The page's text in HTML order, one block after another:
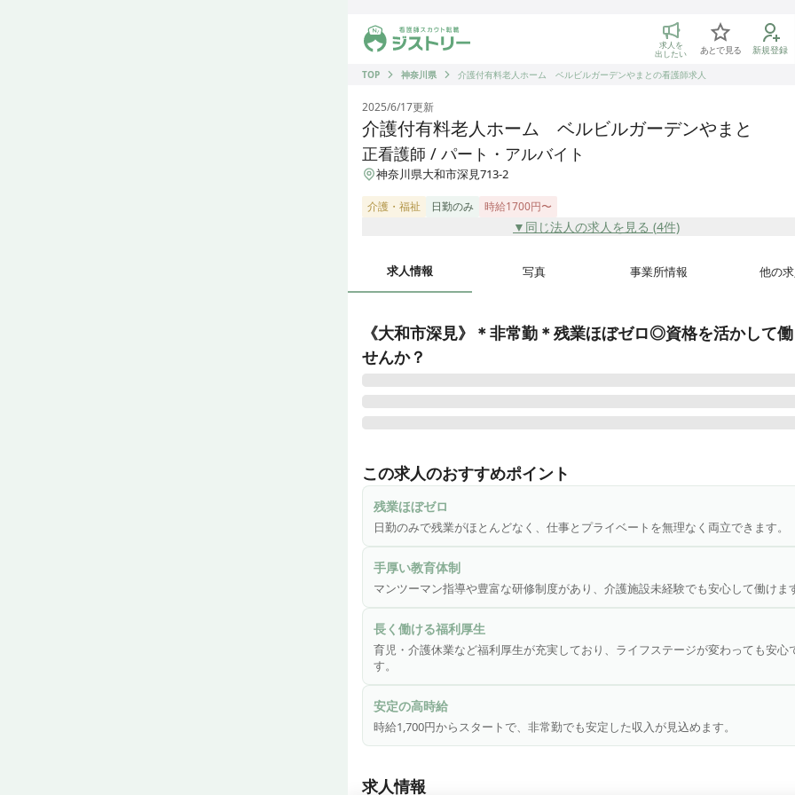
ジストリー 看護師の転職マッチング
求人を
出したい あとで見る 新規登録
TOP
神奈川県 介護付有料老人ホーム ベルビルガーデンやまとの看護師求人
2025/6/17更新
介護付有料老人ホーム ベルビルガーデンやまと
正看護師 / パート・アルバイト
神奈川県大和市深見713-2
介護・福祉 日勤のみ 時給1700円〜
▼同じ法人の求人を見る (4件)
求人情報 写真 事業所情報 他の求
《大和市深見》＊非常勤＊残業ほぼゼロ◎資格を活かして
せんか？
「自らが受けたいと思う医療と福祉の創造」を理念とし、神奈川県を中
護サービスを展開している株式会社日本ライフデザインが運営している
き有料老人ホームです。
わたしたちは「ほったらかし」にしない人材育成を心がけています。入
たっては丁寧な研修を実施。またそれぞれの現場において具体的な指示
を行い、共にベストな方向性を見出す形で仕事を進めています。トラブ
も原因をきちんと見極め、スタッフ全員での解決を実施しています。
◇はじめの一歩はマンツーマン
豊富な研修制度で段階ごとにスキルアップ。特に新卒者は先輩職員が1対
ンツーマン指導。一人ひとりの習熟度に合わせてレベルアップできます。
◇働きやすさ
日勤のみで残業はほとんどありません。仕事とプライベートを無理なく
ライフステージが変わっても、長くお勤めいただきたいと考えている当
この求人のおすすめポイント
残業ほぼゼロ
日勤のみで残業がほとんどなく、仕事とプライベートを無理なく両立できます。
手厚い教育体制
マンツーマン指導や豊富な研修制度があり、介護施設未経験でも安心して働けま
長く働ける福利厚生
育児・介護休業など福利厚生が充実しており、ライフステージが変わっても安心
す。
安定の高時給
時給1,700円からスタートで、非常勤でも安定した収入が見込めます。
求人情報